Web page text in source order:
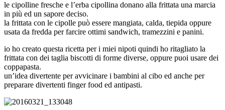
le cipolline fresche e l’erba cipollina donano alla frittata una marcia
in più ed un sapore deciso.
la frittata con le cipolle può essere mangiata, calda, tiepida oppure
usata da fredda per farcire ottimi sandwich, tramezzini e panini.
io ho creato questa ricetta per i miei nipoti quindi ho ritagliato la
frittata con dei taglia biscotti di forme diverse, oppure puoi usare dei
coppapasta.
un’idea divertente per avvicinare i bambini al cibo ed anche per
preparare divertenti finger food ed antipasti.